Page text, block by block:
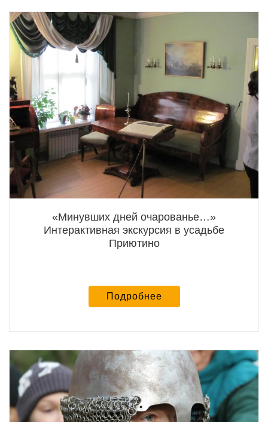
«Минувших дней очарованье…»
Интерактивная экскурсия в усадьбе
Приютино
Подробнее